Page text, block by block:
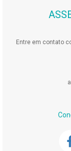
Entre em contato